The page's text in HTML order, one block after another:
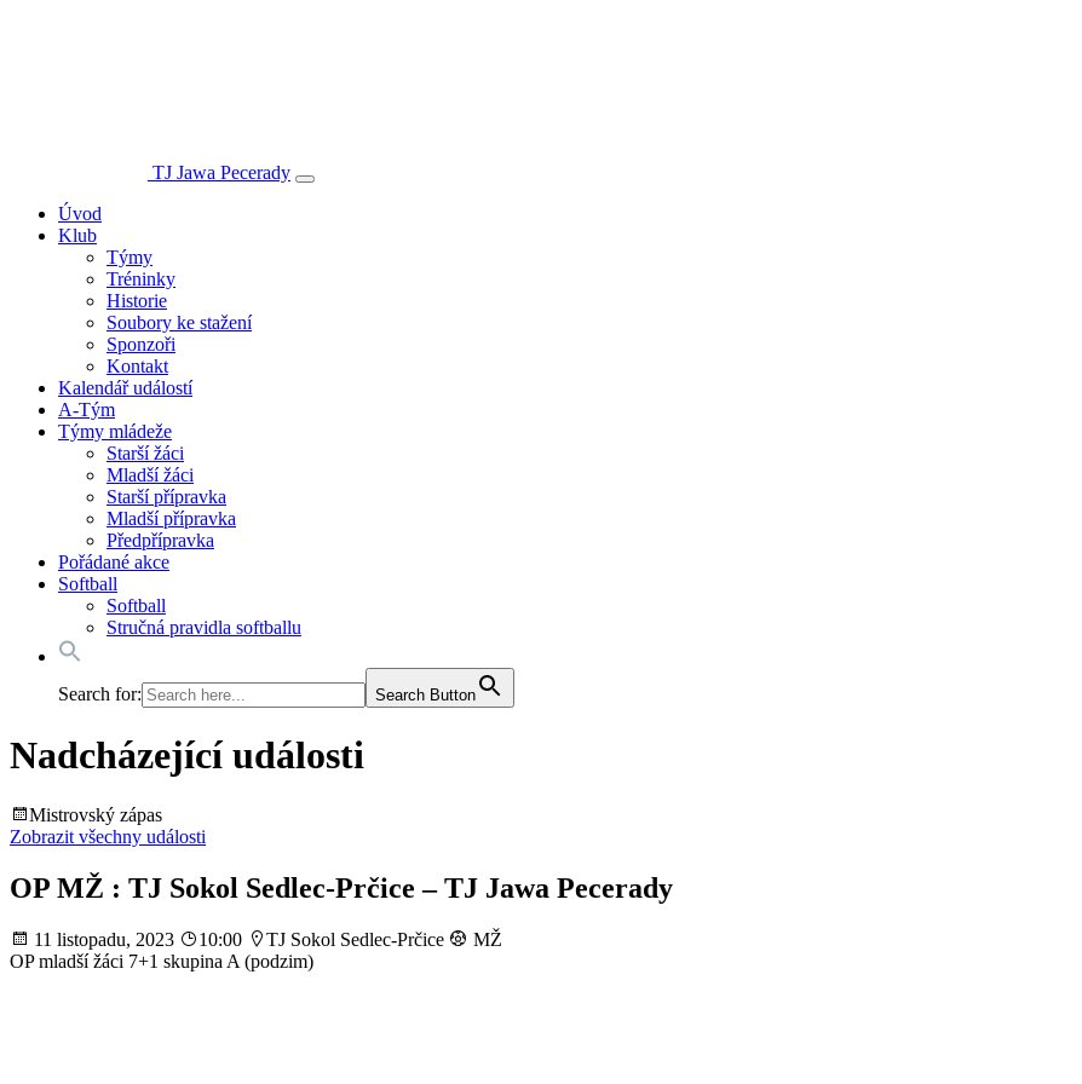
TJ Jawa Pecerady
Úvod
Klub
Týmy
Tréninky
Historie
Soubory ke stažení
Sponzoři
Kontakt
Kalendář událostí
A-Tým
Týmy mládeže
Starší žáci
Mladší žáci
Starší přípravka
Mladší přípravka
Předpřípravka
Pořádané akce
Softball
Softball
Stručná pravidla softballu
Search for: Search Button
Nadcházející události
Mistrovský zápas
Zobrazit všechny události
OP MŽ : TJ Sokol Sedlec-Prčice – TJ Jawa Pecerady
11 listopadu, 2023 10:00 TJ Sokol Sedlec-Prčice
MŽ
OP mladší žáci 7+1 skupina A (podzim)